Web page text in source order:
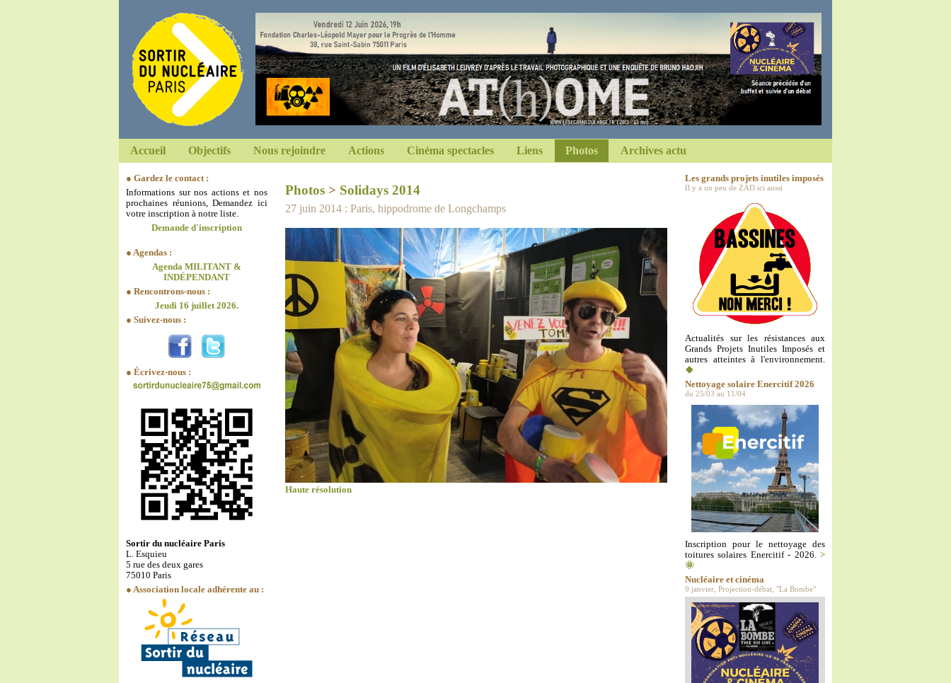
Accueil Objectifs Nous rejoindre Actions Cinéma spectacles Liens Photos Archives actu
● Gardez le contact :
Informations sur nos actions et nos
prochaines réunions, Demandez ici
votre inscription à notre liste.
Demande d'inscription
● Agendas :
Agenda MILITANT &
INDÉPENDANT
● Rencontrons-nous :
Jeudi 16 juillet 2026.
● Suivez-nous :
● Écrivez-nous :
Sortir du nucléaire Paris
L. Esquieu
5 rue des deux gares
75010 Paris
● Association locale adhérente au :
Photos > Solidays 2014
27 juin 2014 : Paris, hippodrome de Longchamps
Haute résolution
Les grands projets inutiles imposés
Il y a un peu de ZAD ici aussi
Actualités sur les résistances aux
Grands Projets Inutiles Imposés et
autres atteintes à l'environnement.
🍀
Nettoyage solaire Enercitif 2026
du 25/03 au 11/04
Inscription pour le nettoyage des
toitures solaires Enercitif - 2026.>
🌞
Nucléaire et cinéma
9 janvier, Projection-débat, "La Bombe"